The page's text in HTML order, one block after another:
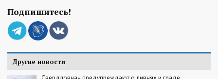
Подпишитесь!
Другие новости